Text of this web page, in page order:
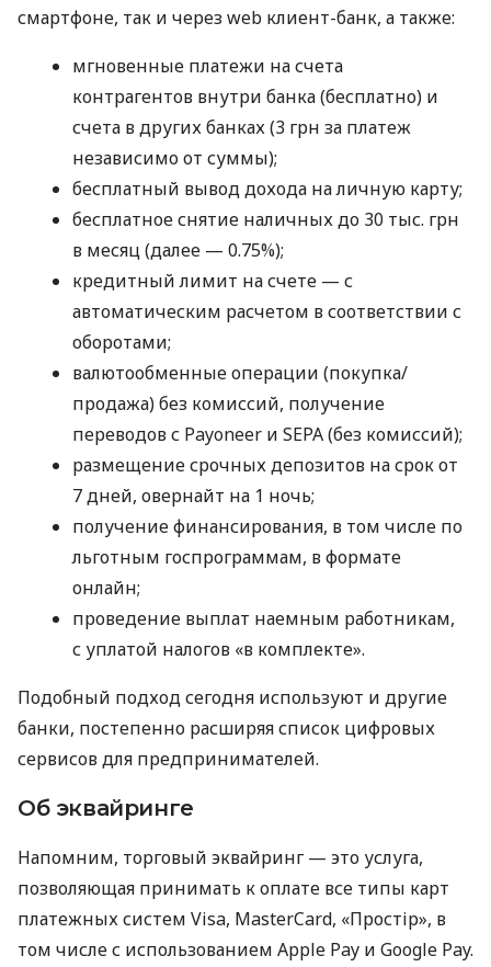
смартфоне, так и через web клиент-банк, а также:
мгновенные платежи на счета
контрагентов внутри банка (бесплатно) и
счета в других банках (3 грн за платеж
независимо от суммы);
бесплатный вывод дохода на личную карту;
бесплатное снятие наличных до 30 тыс. грн
в месяц (далее — 0.75%);
кредитный лимит на счете — с
автоматическим расчетом в соответствии с
оборотами;
валютообменные операции (покупка/
продажа) без комиссий, получение
переводов с Payoneer и SEPA (без комиссий);
размещение срочных депозитов на срок от
7 дней, овернайт на 1 ночь;
получение финансирования, в том числе по
льготным госпрограммам, в формате
онлайн;
проведение выплат наемным работникам,
с уплатой налогов «в комплекте».
Подобный подход сегодня используют и другие
банки, постепенно расширяя список цифровых
сервисов для предпринимателей.
Об эквайринге
Напомним, торговый эквайринг — это услуга,
позволяющая принимать к оплате все типы карт
платежных систем Visa, MasterCard, «Простір», в
том числе с использованием Apple Pay и Google Pay.